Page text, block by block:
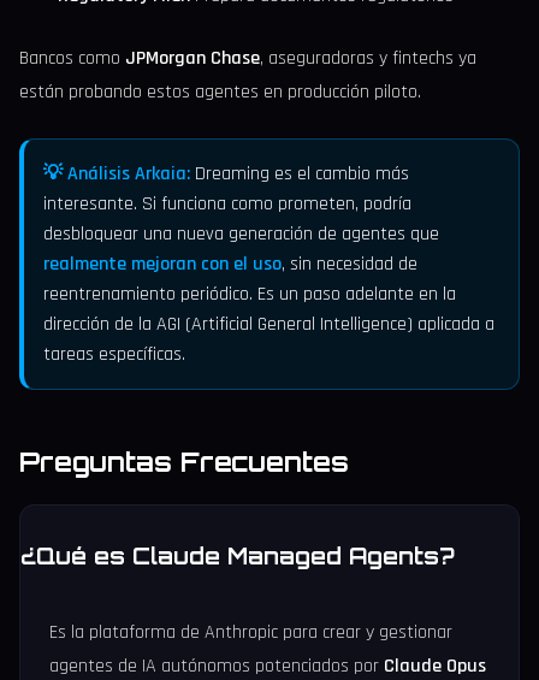
Bancos como JPMorgan Chase, aseguradoras y fintechs ya
están probando estos agentes en producción piloto.
💡 Análisis Arkaia: Dreaming es el cambio más
interesante. Si funciona como prometen, podría
desbloquear una nueva generación de agentes que
realmente mejoran con el uso, sin necesidad de
reentrenamiento periódico. Es un paso adelante en la
dirección de la AGI (Artificial General Intelligence) aplicada a
tareas específicas.
Preguntas Frecuentes
¿Qué es Claude Managed Agents?
Es la plataforma de Anthropic para crear y gestionar
agentes de IA autónomos potenciados por Claude Opus